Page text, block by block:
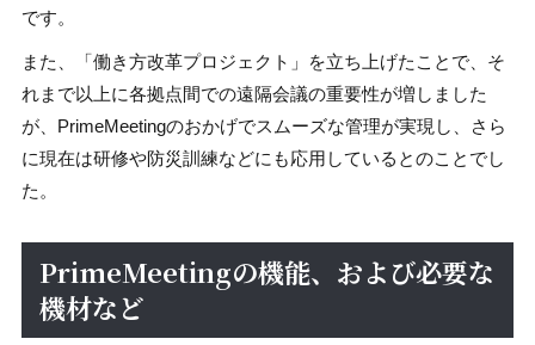
です。
また、「働き方改革プロジェクト」を立ち上げたことで、そ
れまで以上に各拠点間での遠隔会議の重要性が増しました
が、PrimeMeetingのおかげでスムーズな管理が実現し、さら
に現在は研修や防災訓練などにも応用しているとのことでし
た。
PrimeMeetingの機能、および必要な
機材など